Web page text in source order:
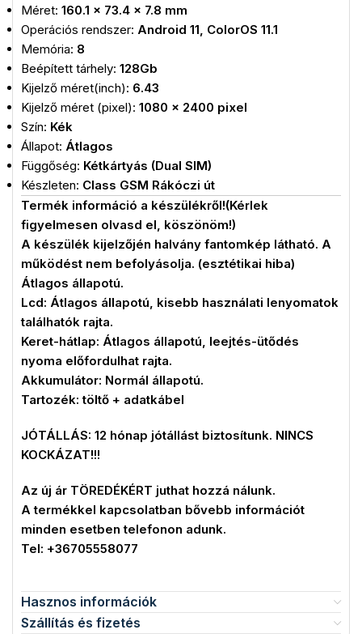
Méret: 160.1 x 73.4 x 7.8 mm
Operációs rendszer: Android 11, ColorOS 11.1
Memória: 8
Beépített tárhely: 128Gb
Kijelző méret(inch): 6.43
Kijelző méret (pixel): 1080 x 2400 pixel
Szín: Kék
Állapot: Átlagos
Függőség: Kétkártyás (Dual SIM)
Készleten: Class GSM Rákóczi út
Termék információ a készülékről!(Kérlek
figyelmesen olvasd el, köszönöm!)
A készülék kijelzőjén halvány fantomkép látható. A
működést nem befolyásolja. (esztétikai hiba)
Átlagos állapotú.
Lcd: Átlagos állapotú, kisebb használati lenyomatok
találhatók rajta.
Keret-hátlap: Átlagos állapotú, leejtés-ütődés
nyoma előfordulhat rajta.
Akkumulátor: Normál állapotú.
Tartozék: töltő + adatkábel
JÓTÁLLÁS: 12 hónap jótállást biztosítunk. NINCS
KOCKÁZAT!!!
Az új ár TÖREDÉKÉRT juthat hozzá nálunk.
A termékkel kapcsolatban bővebb információt
minden esetben telefonon adunk.
Tel: +36705558077
Hasznos információk
Szállítás és fizetés